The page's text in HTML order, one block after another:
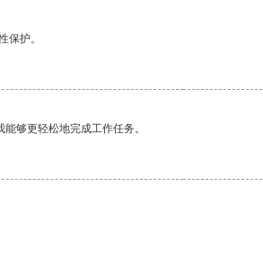
保护。
够更轻松地完成工作任务。